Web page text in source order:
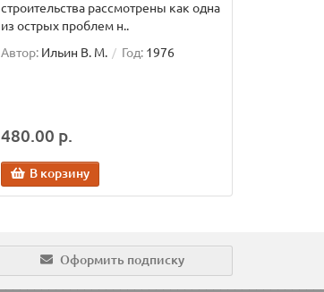
строительства рассмотрены как одна
из острых проблем н..
Автор: Ильин В. М. Год: 1976
480.00 р.
В корзину
Оформить подписку